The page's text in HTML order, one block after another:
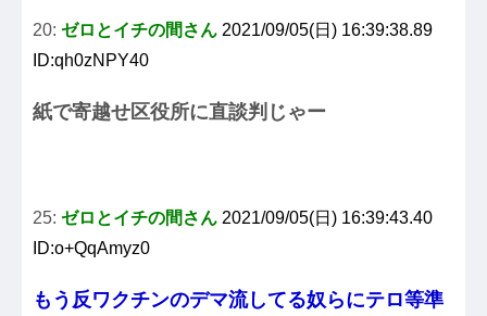
20: ゼロとイチの間さん 2021/09/05(日) 16:39:38.89
ID:qh0zNPY40
紙で寄越せ区役所に直談判じゃー
25: ゼロとイチの間さん 2021/09/05(日) 16:39:43.40
ID:o+QqAmyz0
もう反ワクチンのデマ流してる奴らにテロ等準